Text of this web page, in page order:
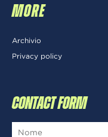
MORE
Archivio
Privacy policy
CONTACT FORM